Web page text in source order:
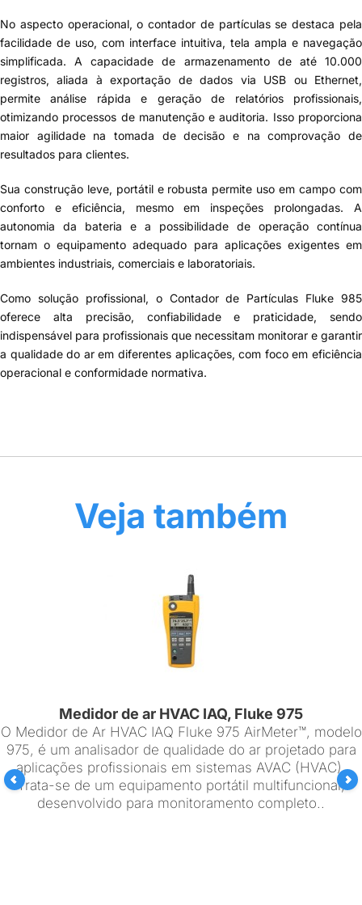
No aspecto operacional, o contador de partículas se destaca pela
facilidade de uso, com interface intuitiva, tela ampla e navegação
simplificada. A capacidade de armazenamento de até 10.000
registros, aliada à exportação de dados via USB ou Ethernet,
permite análise rápida e geração de relatórios profissionais,
otimizando processos de manutenção e auditoria. Isso proporciona
maior agilidade na tomada de decisão e na comprovação de
resultados para clientes.
Sua construção leve, portátil e robusta permite uso em campo com
conforto e eficiência, mesmo em inspeções prolongadas. A
autonomia da bateria e a possibilidade de operação contínua
tornam o equipamento adequado para aplicações exigentes em
ambientes industriais, comerciais e laboratoriais.
Como solução profissional, o Contador de Partículas Fluke 985
oferece alta precisão, confiabilidade e praticidade, sendo
indispensável para profissionais que necessitam monitorar e garantir
a qualidade do ar em diferentes aplicações, com foco em eficiência
operacional e conformidade normativa.
Veja também
Medidor de ar HVAC IAQ, Fluke 975
O Medidor de Ar HVAC IAQ Fluke 975 AirMeter™, modelo
975, é um analisador de qualidade do ar projetado para
aplicações profissionais em sistemas AVAC (HVAC).
Trata-se de um equipamento portátil multifuncional,
desenvolvido para monitoramento completo..